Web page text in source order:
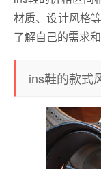
材质、设计风格
了解自己的需求
ins鞋的款式